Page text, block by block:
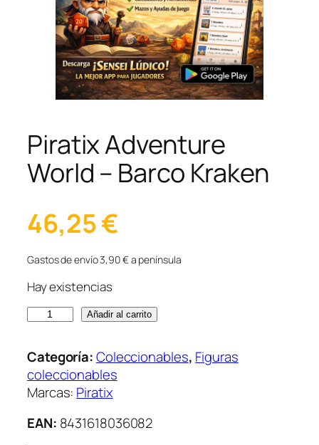
Piratix Adventure
World – Barco Kraken
46,25€
Gastos de envío 3,90 € a península
Hay existencias
r
a
t
i
x
Añadir al carrito
Categoría:Coleccionables, Figuras
coleccionables
Marcas: Piratix
EAN: 8431618036082